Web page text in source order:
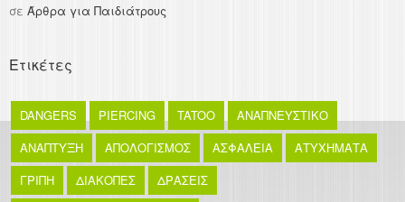
σε Άρθρα για Παιδιάτρους
Ετικέτες
DANGERS PIERCING TATOO
ΑΝΑΠΝΕΥΣΤΙΚΟ
ΑΝΑΠΤΥΞΗ
ΑΠΟΛΟΓΙΣΜΟΣ ΑΣΦΑΛΕΙΑ
ΑΤΥΧΗΜΑΤΑ
ΓΡΙΠΗ
ΔΙΑΚΟΠΕΣ
ΔΡΑΣΕΙΣ